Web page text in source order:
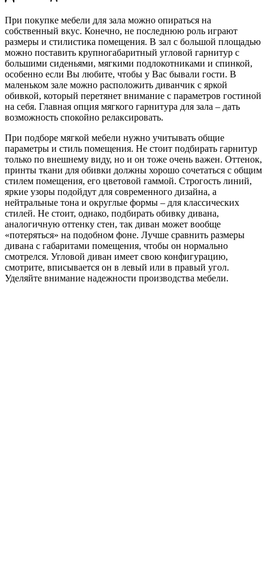
При покупке мебели для зала можно опираться на
собственный вкус. Конечно, не последнюю роль играют
размеры и стилистика помещения. В зал с большой площадью
можно поставить крупногабаритный угловой гарнитур с
большими сиденьями, мягкими подлокотниками и спинкой,
особенно если Вы любите, чтобы у Вас бывали гости. В
маленьком зале можно расположить диванчик с яркой
обивкой, который перетянет внимание с параметров гостиной
на себя. Главная опция мягкого гарнитура для зала – дать
возможность спокойно релаксировать.
При подборе мягкой мебели нужно учитывать общие
параметры и стиль помещения. Не стоит подбирать гарнитур
только по внешнему виду, но и он тоже очень важен. Оттенок,
принты ткани для обивки должны хорошо сочетаться с общим
стилем помещения, его цветовой гаммой. Строгость линий,
яркие узоры подойдут для современного дизайна, а
нейтральные тона и округлые формы – для классических
стилей. Не стоит, однако, подбирать обивку дивана,
аналогичную оттенку стен, так диван может вообще
«потеряться» на подобном фоне. Лучше сравнить размеры
дивана с габаритами помещения, чтобы он нормально
смотрелся. Угловой диван имеет свою конфигурацию,
смотрите, вписывается он в левый или в правый угол.
Уделяйте внимание надежности производства мебели.